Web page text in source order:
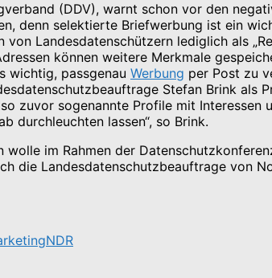
(DDV), warnt schon vor den
denn selektierte Briefwerbung ist ein
Landesdatenschützern lediglich als
können weitere Merkmale
wichtig, passgenau Werbung per Post zu
Stefan Brink als
zuvor sogenannte Profile mit
durchleuchten lassen“, so Brink.
im Rahmen der
die Landesdatenschutzbeauftrage von
NDR